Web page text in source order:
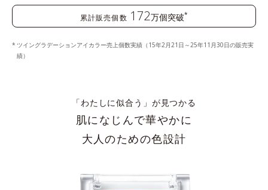
累計販売個数 172万個突破*
ツイングラデーションアイカラー売上個数実績（15年2月21日～25年11月30日の販売実
績）
「わたしに似合う」が見つかる
肌になじんで華やかに
大人のための色設計